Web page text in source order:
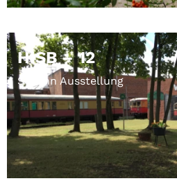
HISB – 12
S-Bahn Ausstellung